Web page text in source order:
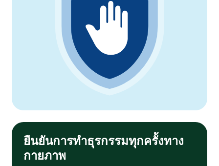
ยืนยันการทำธุรกรรมทุกครั้งทาง
กายภาพ